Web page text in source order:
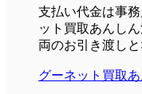
支払い代金は事
ット買取あんし
両のお引き渡しと
グーネット買取